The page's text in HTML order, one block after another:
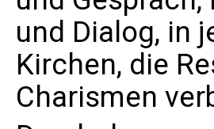
und Dialog, in
Kirchen, die
Charismen